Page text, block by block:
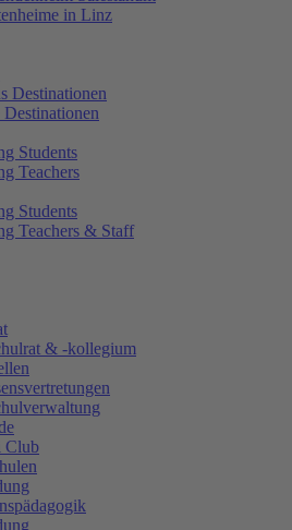
in Linz
Destinationen
Students
Teachers
Students
Teachers & Staff
& -kollegium
Club